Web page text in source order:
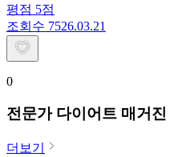
평점 5점
조회수 7526.03.21
0
전문가 다이어트 매거진
더보기